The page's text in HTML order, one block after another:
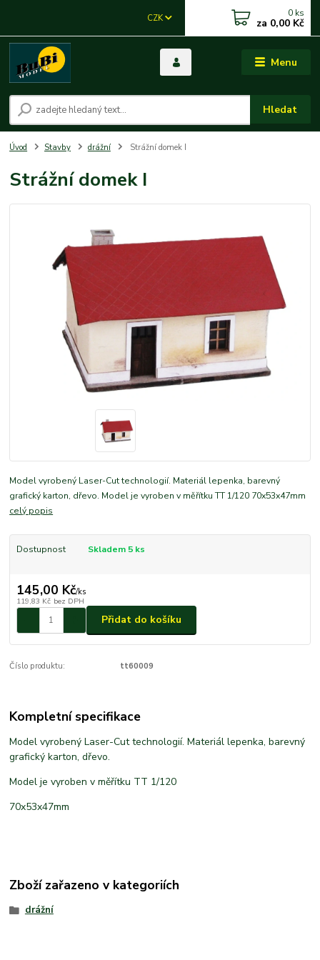
Menu
CZK
Hledat
0 ks
za 0,00 Kč
Úvod Stavby drážní Strážní domek I
Strážní domek I
Model vyrobený Laser-Cut technologií. Materiál lepenka, barevný
grafický karton, dřevo. Model je vyroben v měřítku TT 1/120 70x53x47mm
celý popis
Dostupnost Skladem 5 ks
145,00 Kč/ks
119,83 Kč bez DPH
Přidat do košíku
Číslo produktu: tt60009
Kompletní specifikace
Model vyrobený Laser-Cut technologií. Materiál lepenka, barevný
grafický karton, dřevo.
Model je vyroben v měřítku TT 1/120
70x53x47mm
Zboží zařazeno v kategoriích
drážní